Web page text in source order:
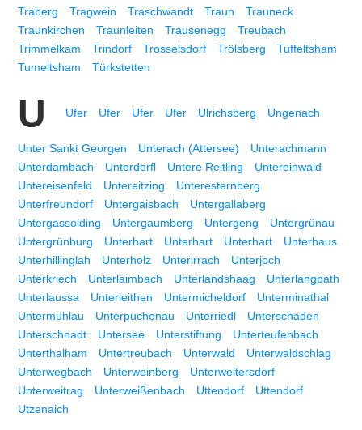
Traberg
Tragwein Traschwandt Traun
Trauneck
Traunkirchen
Traunleiten Trausenegg
Treubach
Trimmelkam
Trindorf Trosselsdorf Trölsberg
Tuffeltsham
Tumeltsham
Türkstetten
U Ufer Ufer Ufer Ufer Ulrichsberg Ungenach
Unter Sankt Georgen Unterach (Attersee)
Unterachmann
Unterdambach
Unterdörfl Untere Reitling
Untereinwald
Untereisenfeld
Untereitzing
Unteresternberg
Unterfreundorf
Untergaisbach
Untergallaberg
Untergassolding
Untergaumberg Untergeng
Untergrünau
Untergrünburg
Unterhart Unterhart Unterhart
Unterhaus
Unterhillinglah
Unterholz Unterirrach
Unterjoch
Unterkriech
Unterlaimbach Unterlandshaag
Unterlangbath
Unterlaussa
Unterleithen Untermicheldorf
Unterminathal
Untermühlau
Unterpuchenau Unterriedl
Unterschaden
Unterschnadt
Untersee Unterstiftung
Unterteufenbach
Unterthalham
Untertreubach Unterwald
Unterwaldschlag
Unterwegbach
Unterweinberg
Unterweitersdorf
Unterweitrag
Unterweißenbach Uttendorf
Uttendorf
Utzenaich